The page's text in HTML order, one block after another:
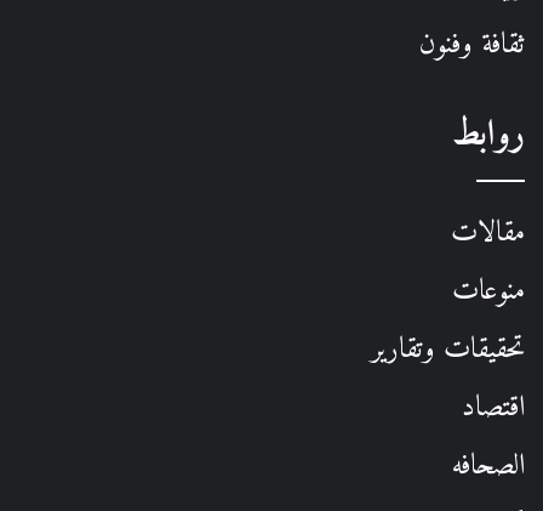
ثقافة وفنون
روابط
مقالات
منوعات
تحقيقات وتقارير
اقتصاد
الصحافه